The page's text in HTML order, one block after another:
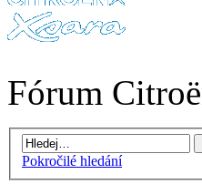
Fórum
Pokročilé hledání